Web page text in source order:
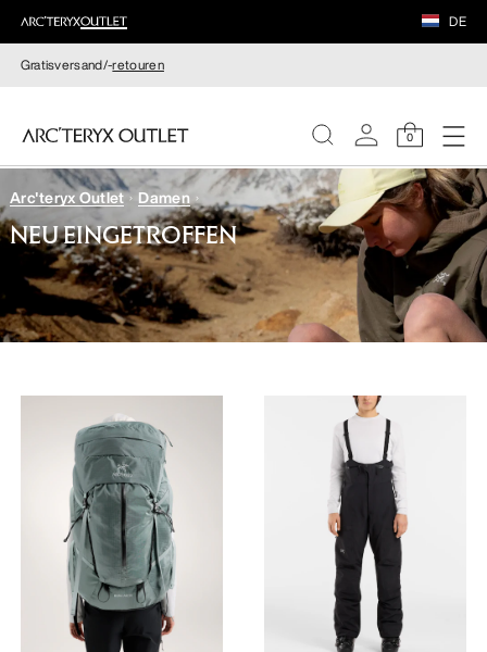
DE
Gratisversand/-retouren
0
DAMEN
HERREN
Arc'teryx Outlet Damen
NEU EINGETROFFEN